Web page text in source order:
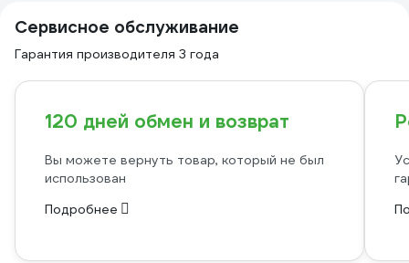
Сервисное обслуживание
Гарантия производителя 3 года
120 дней обмен и возврат
Вы можете вернуть товар, который не был
использован
Подробнее